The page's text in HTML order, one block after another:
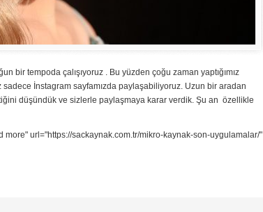
bir tempoda çalışıyoruz . Bu yüzden çoğu zaman yaptığımız
sadece İnstagram sayfamızda paylaşabiliyoruz. Uzun bir aradan
düşündük ve sizlerle paylaşmaya karar verdik. Şu an özellikle
more" url="https://sackaynak.com.tr/mikro-kaynak-son-uygulamalar/"